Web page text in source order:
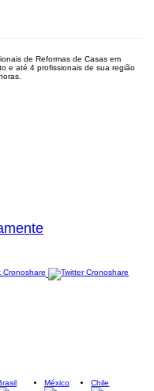
de Reformas de Casas em
e até 4 profissionais de sua região
México Chile